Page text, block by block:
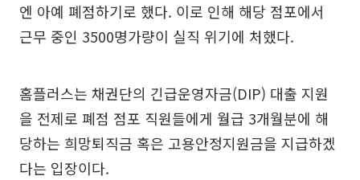
엔 아예 폐점하기로 했다. 이로 인해 해당 점포에서
근무 중인 3500명가량이 실직 위기에 처했다.
홈플러스는 채권단의 긴급운영자금(DIP) 대출 지원
을 전제로 폐점 점포 직원들에게 월급 3개월분에 해
당하는 희망퇴직금 혹은 고용안정지원금을 지급하겠
다는 입장이다.